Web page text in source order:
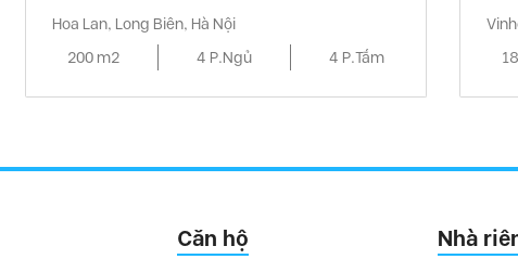
Hoa Lan, Long Biên, Hà Nội
200 m2
4 P.Ngủ 4 P.Tắm
Căn hộ Nhà